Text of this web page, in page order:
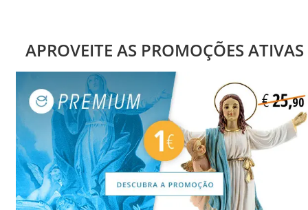
APROVEITE AS PROMOÇÕES ATIVAS